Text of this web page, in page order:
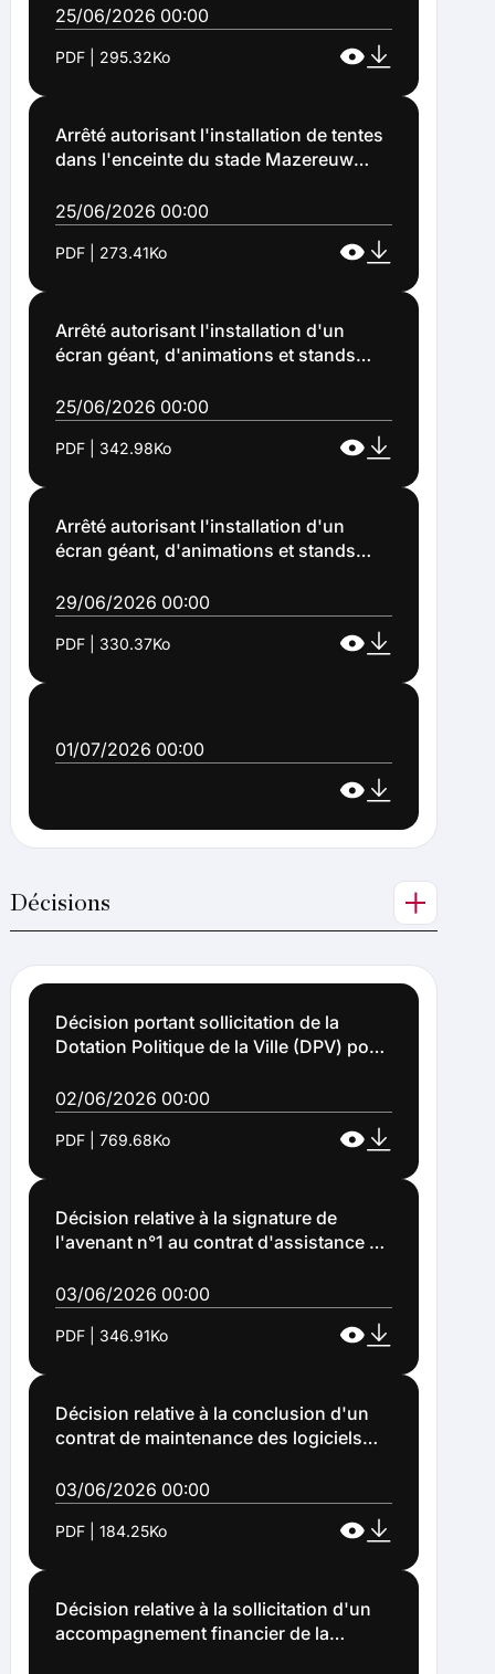
emprise de l'école Moreau rue
Andersen à Lens le mercredi 8 juillet
2026, par l'association "Droit au
25/06/2026 00:00
PDF | 295.32Ko
Arrêté autorisant l'installation de tentes
dans l'enceinte du stade Mazereuw
2026 à Lens (Arrêté n°2026-1222)
25/06/2026 00:00
PDF | 273.41Ko
Arrêté autorisant l'installation d'un
écran géant, d'animations et stands
la grande Résidence à Lens, à
l'occasion de la manifestation "ciné
plein air 2026" organisée par le centre
25/06/2026 00:00
PDF | 342.98Ko
Arrêté autorisant l'installation d'un
écran géant, d'animations et stands
rue Louise Michel à l'occasion de la
manifestation "ciné plein air 2026"
organisée par le centre socioculturel
29/06/2026 00:00
PDF | 330.37Ko
01/07/2026 00:00
Décisions
Décision portant sollicitation de la
Dotation Politique de la Ville (DPV) pour
02/06/2026 00:00
PDF | 769.68Ko
Décision relative à la signature de
l'avenant n°1 au contrat d'assistance et
corpusmap et coborne - N°MN22079
(Décision n°2026-112)
03/06/2026 00:00
PDF | 346.91Ko
Décision relative à la conclusion d'un
contrat de maintenance des logiciels
(Décision n°2026-113)
03/06/2026 00:00
PDF | 184.25Ko
Décision relative à la sollicitation d'un
accompagnement financier de la